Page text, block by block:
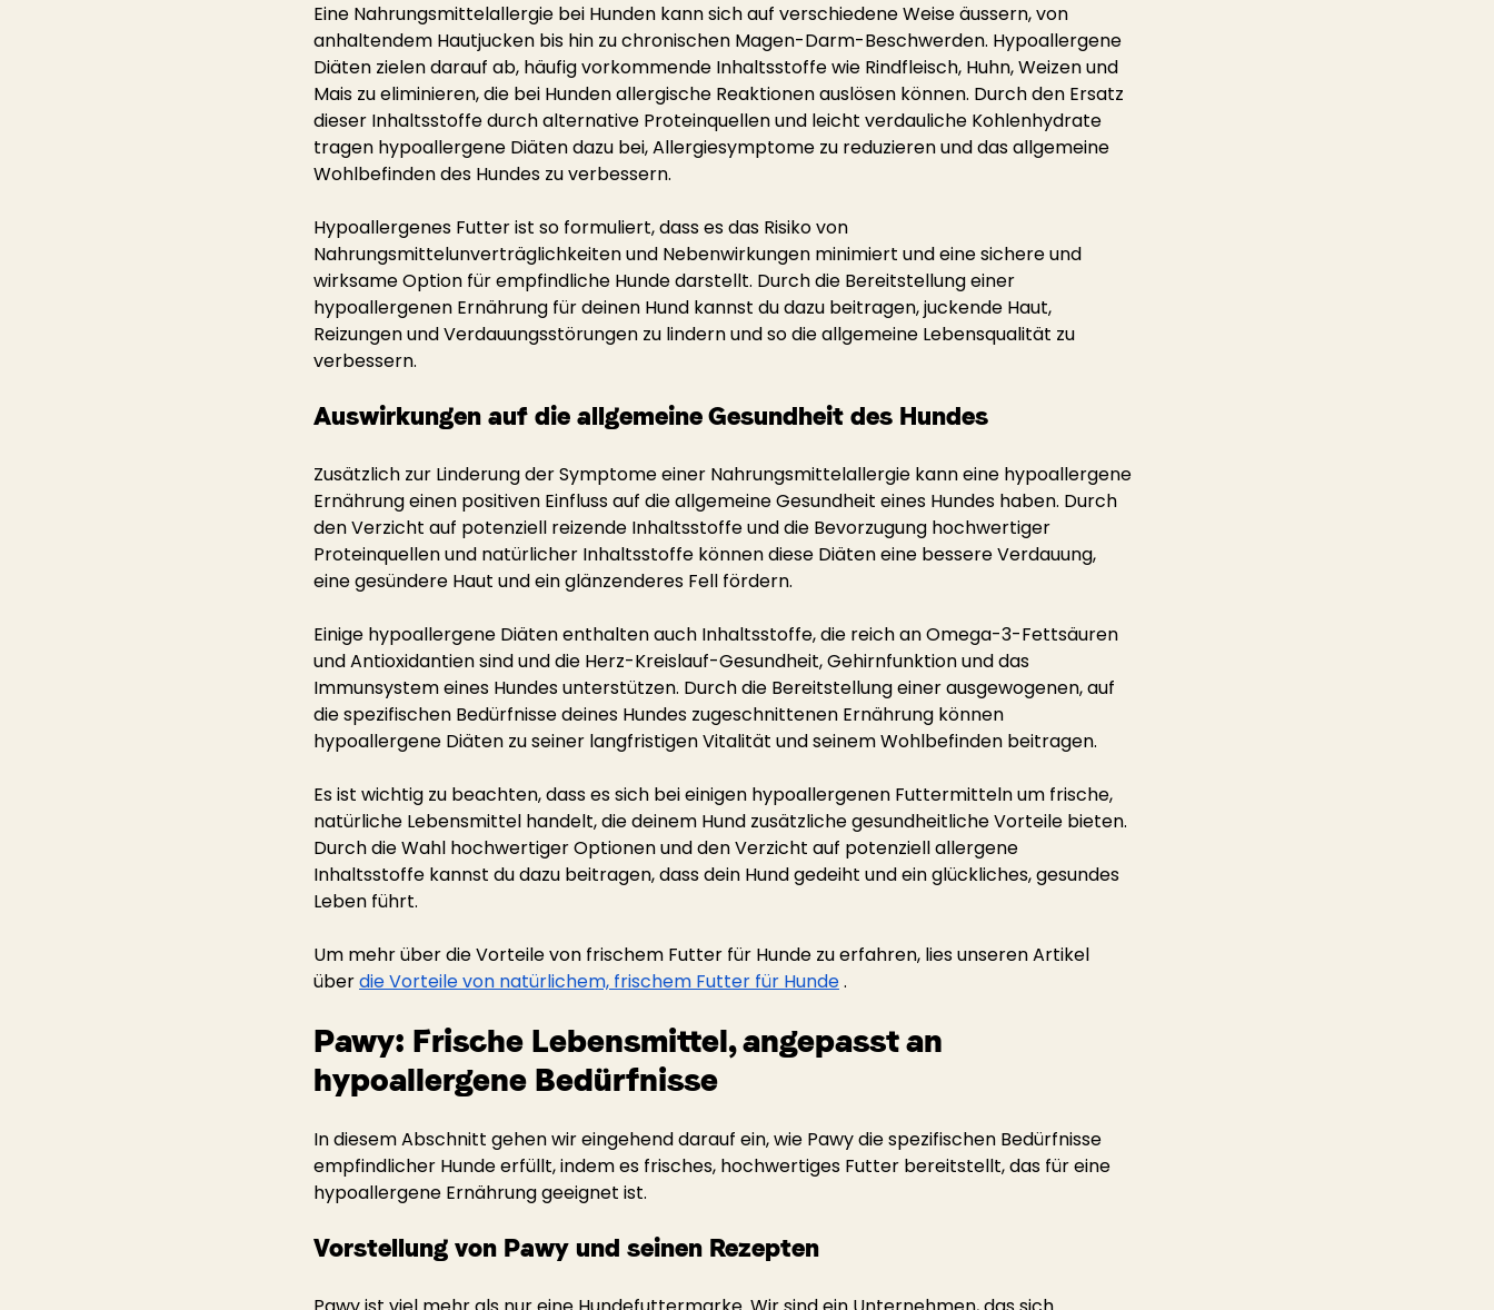
Eine Nahrungsmittelallergie bei Hunden kann sich auf verschiedene Weise äussern, von
anhaltendem Hautjucken bis hin zu chronischen Magen-Darm-Beschwerden. Hypoallergene
Diäten zielen darauf ab, häufig vorkommende Inhaltsstoffe wie Rindfleisch, Huhn, Weizen und
Mais zu eliminieren, die bei Hunden allergische Reaktionen auslösen können. Durch den Ersatz
dieser Inhaltsstoffe durch alternative Proteinquellen und leicht verdauliche Kohlenhydrate
tragen hypoallergene Diäten dazu bei, Allergiesymptome zu reduzieren und das allgemeine
Wohlbefinden des Hundes zu verbessern.
Hypoallergenes Futter ist so formuliert, dass es das Risiko von
Nahrungsmittelunverträglichkeiten und Nebenwirkungen minimiert und eine sichere und
wirksame Option für empfindliche Hunde darstellt. Durch die Bereitstellung einer
hypoallergenen Ernährung für deinen Hund kannst du dazu beitragen, juckende Haut,
Reizungen und Verdauungsstörungen zu lindern und so die allgemeine Lebensqualität zu
verbessern.
Auswirkungen auf die allgemeine Gesundheit des Hundes
Zusätzlich zur Linderung der Symptome einer Nahrungsmittelallergie kann eine hypoallergene
Ernährung einen positiven Einfluss auf die allgemeine Gesundheit eines Hundes haben. Durch
den Verzicht auf potenziell reizende Inhaltsstoffe und die Bevorzugung hochwertiger
Proteinquellen und natürlicher Inhaltsstoffe können diese Diäten eine bessere Verdauung,
eine gesündere Haut und ein glänzenderes Fell fördern.
Einige hypoallergene Diäten enthalten auch Inhaltsstoffe, die reich an Omega-3-Fettsäuren
und Antioxidantien sind und die Herz-Kreislauf-Gesundheit, Gehirnfunktion und das
Immunsystem eines Hundes unterstützen. Durch die Bereitstellung einer ausgewogenen, auf
die spezifischen Bedürfnisse deines Hundes zugeschnittenen Ernährung können
hypoallergene Diäten zu seiner langfristigen Vitalität und seinem Wohlbefinden beitragen.
Es ist wichtig zu beachten, dass es sich bei einigen hypoallergenen Futtermitteln um frische,
natürliche Lebensmittel handelt, die deinem Hund zusätzliche gesundheitliche Vorteile bieten.
Durch die Wahl hochwertiger Optionen und den Verzicht auf potenziell allergene
Inhaltsstoffe kannst du dazu beitragen, dass dein Hund gedeiht und ein glückliches, gesundes
Leben führt.
Um mehr über die Vorteile von frischem Futter für Hunde zu erfahren, lies unseren Artikel
überdie Vorteile von natürlichem, frischem Futter für Hunde.
Pawy: Frische Lebensmittel, angepasst an
hypoallergene Bedürfnisse
In diesem Abschnitt gehen wir eingehend darauf ein, wie Pawy die spezifischen Bedürfnisse
empfindlicher Hunde erfüllt, indem es frisches, hochwertiges Futter bereitstellt, das für eine
hypoallergene Ernährung geeignet ist.
Vorstellung von Pawy und seinen Rezepten